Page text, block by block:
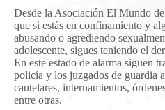
Desde la Asociación El Mundo
que si estás en confinamiento y
abusando o agrediendo
adolescente, sigues teniendo el
En este estado de alarma siguen
policía y los juzgados de guardia
cautelares, internamientos,
entre otras.